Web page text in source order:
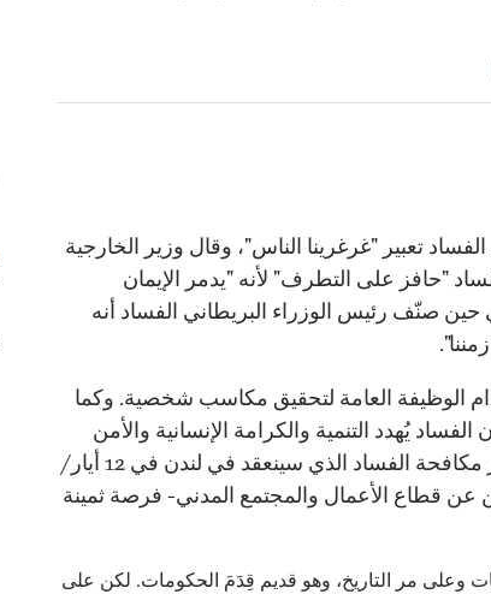
تعبير "غرغرينا الناس"، وقال وزير الخارجية
"حافز على التطرف" لأنه "يدمر الإيمان
صنّف رئيس الوزراء البريطاني الفساد أنه
الوظيفة العامة لتحقيق مكاسب شخصية. وكما
يُهدد التنمية والكرامة الإنسانية والأمن
الدولي. وستتوفّر في مؤتمر مكافحة الفساد الذي سينعقد في لندن في 12 أيار/
عن قطاع الأعمال والمجتمع المدني- فرصة ثمينة
وعلى مر التاريخ، وهو قديم قِدَمَ الحكومات. لكن على